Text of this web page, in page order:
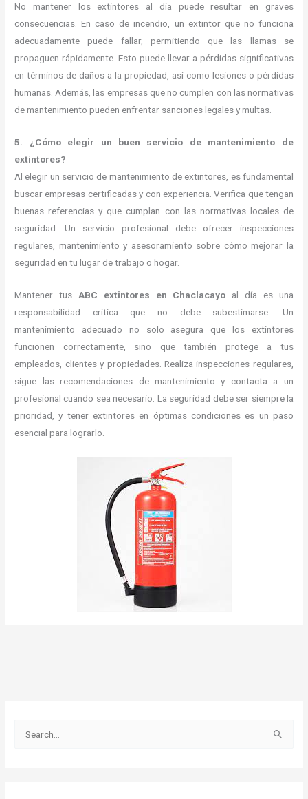
No mantener los extintores al día puede resultar en graves
consecuencias. En caso de incendio, un extintor que no funciona
adecuadamente puede fallar, permitiendo que las llamas se
propaguen rápidamente. Esto puede llevar a pérdidas significativas
en términos de daños a la propiedad, así como lesiones o pérdidas
humanas. Además, las empresas que no cumplen con las normativas
de mantenimiento pueden enfrentar sanciones legales y multas.
5. ¿Cómo elegir un buen servicio de mantenimiento de
extintores?
Al elegir un servicio de mantenimiento de extintores, es fundamental
buscar empresas certificadas y con experiencia. Verifica que tengan
buenas referencias y que cumplan con las normativas locales de
seguridad. Un servicio profesional debe ofrecer inspecciones
regulares, mantenimiento y asesoramiento sobre cómo mejorar la
seguridad en tu lugar de trabajo o hogar.
Mantener tus ABC extintores en Chaclacayo al día es una
responsabilidad crítica que no debe subestimarse. Un
mantenimiento adecuado no solo asegura que los extintores
funcionen correctamente, sino que también protege a tus
empleados, clientes y propiedades. Realiza inspecciones regulares,
sigue las recomendaciones de mantenimiento y contacta a un
profesional cuando sea necesario. La seguridad debe ser siempre la
prioridad, y tener extintores en óptimas condiciones es un paso
esencial para lograrlo.